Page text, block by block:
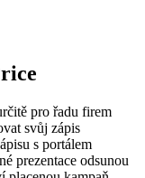
pro řadu firem
svůj zápis
s portálem
prezentace odsunou